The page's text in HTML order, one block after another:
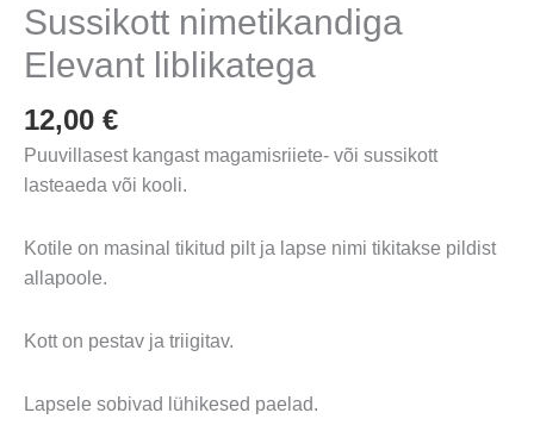
Sussikott nimetikandiga
Elevant liblikatega
12,00 €
Puuvillasest kangast magamisriiete- või sussikott
lasteaeda või kooli.
Kotile on masinal tikitud pilt ja lapse nimi tikitakse pildist
allapoole.
Kott on pestav ja triigitav.
Lapsele sobivad lühikesed paelad.